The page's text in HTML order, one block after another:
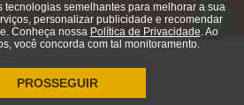
tecnologias semelhantes para melhorar a sua
personalizar publicidade e recomendar
Conheça nossa Política de Privacidade. Ao
você concorda com tal monitoramento.
PROSSEGUIR